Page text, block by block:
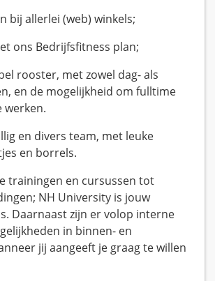
bij allerlei (web) winkels;
ons Bedrijfsfitness plan;
rooster, met zowel dag- als
en de mogelijkheid om fulltime
werken.
en divers team, met leuke
en borrels.
trainingen en cursussen tot
NH University is jouw
Daarnaast zijn er volop interne
in binnen- en
jij aangeeft je graag te willen